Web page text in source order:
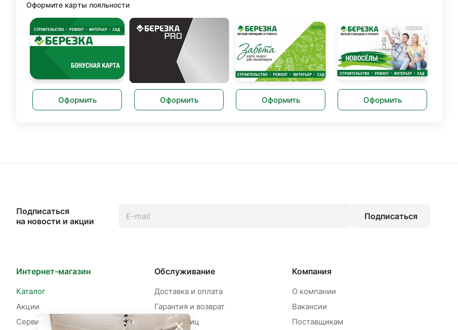
Оформите карты лояльности
Оформить Оформить Оформить Оформить
Подписаться
на новости и акции
Подписаться
Интернет-магазин
Каталог
Акции
Сервисы
Обслуживание
Доставка и оплата
Гарантия и возврат
Для юр. лиц
Компания
О компании
Вакансии
Поставщикам